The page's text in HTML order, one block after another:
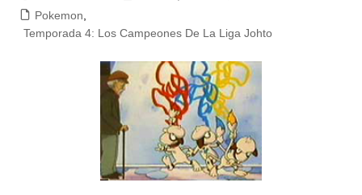
Pokemon
Temporada 4: Los Campeones De La Liga Johto